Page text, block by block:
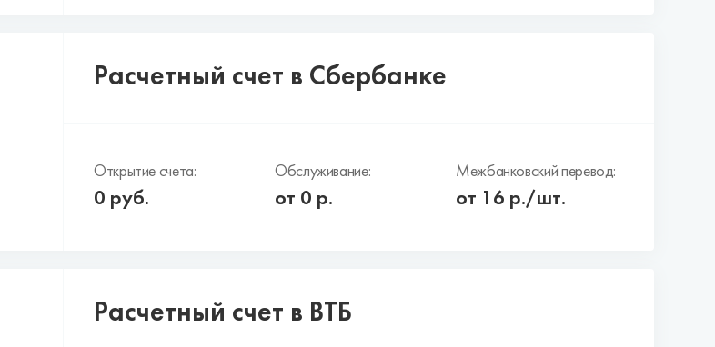
Расчетный счет в Сбербанке
Открытие счета:
0 руб.
Обслуживание:
от 0 р.
Межбанковский перевод:
от 16 р./шт.
Расчетный счет в ВТБ